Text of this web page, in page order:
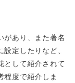
があり、また著名
定したりなど、
として紹介されて
程度で紹介しま